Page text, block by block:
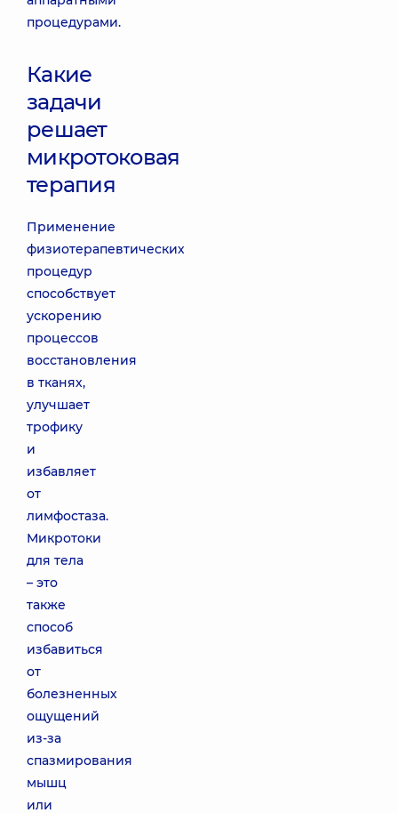
процедурами.
Какие
задачи
решает
микротоковая
терапия
Применение
физиотерапевтических
процедур
способствует
ускорению
процессов
восстановления
в тканях,
улучшает
трофику
и
избавляет
от
лимфостаза.
Микротоки
для тела
– это
также
способ
избавиться
от
болезненных
ощущений
из-за
спазмирования
мышц
или